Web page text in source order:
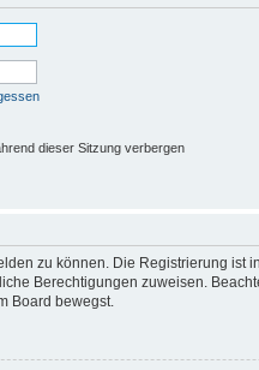
dieser Sitzung verbergen
zu können. Die Registrierung
Berechtigungen zuweisen.
Board bewegst.